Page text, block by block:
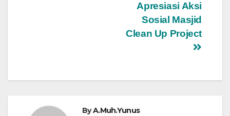
Apresiasi Aksi
Sosial Masjid
Clean Up Project
ByA.Muh.Yunus